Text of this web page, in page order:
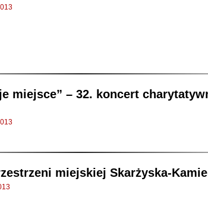
miejsce” – 32. koncert
miejskiej Skarżyska-